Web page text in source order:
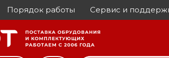
Порядок работы Сервис и